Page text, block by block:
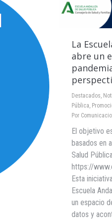
La
abre un
Destacados,
Pública,
Por
El objetivo
basados en
Salud
https://
Esta
Escuela
un espacio
datos y